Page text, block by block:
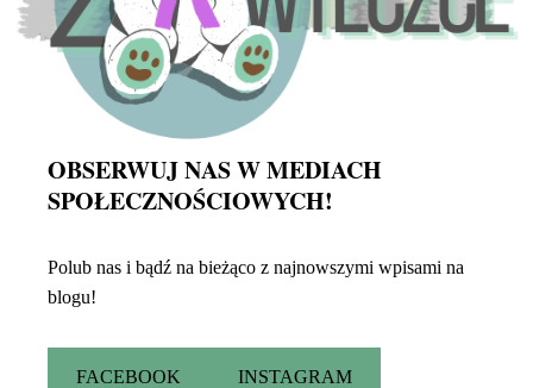
OBSERWUJ NAS W MEDIACH
SPOŁECZNOŚCIOWYCH!
Polub nas i bądź na bieżąco z najnowszymi wpisami na
blogu!
FACEBOOK INSTAGRAM